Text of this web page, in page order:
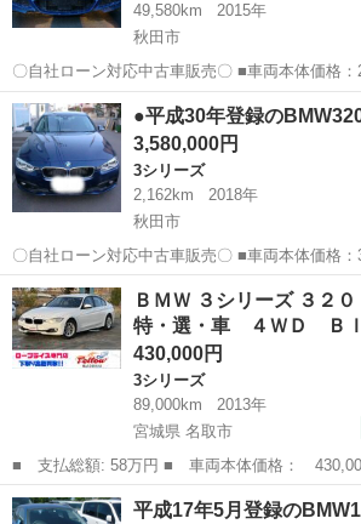
49,580km
2015年
秋田市
〇自社ローン対応中古車販売〇 ■車両本体価格：2,100,000円 ■メーカ
ー名：BMW ■車種名：320d Mスポーツ ■排気量
H27年 ■走行距離：49,580km ■色名：ブ...
秋田 秋田市 3シリーズ
●平成30年登録の
3,580,000円
3シリーズ
2,162km
2018年
秋田市
〇自社ローン対応中古車販売〇 ■車両本体価格：3,580,000円 ■メーカ
ー名：BMW ■車種名：320d ■排気量：2,000cc
離：2,162km ■色名：ブルー ■駆動...
秋田 秋田市 車両
ＢＭＷ ３シリーズ ３２
特・選・車 ４ＷＤ Ｂ
430,000円
3シリーズ
89,000km
2013年
宮城県 名取市
■ 支払総額: 58万円 ■ 車両本体価格： 430,000 円 ■ メーカー
名： ＢＭＷ ■ 車種名： ３シリーズ ■ グレ
ｉ ｘＤｒｉｖｅ 特・選・車 ４ＷＤ Ｂｌｕｅ
宮城 名取市 3シリーズ
平成17年5月登録の